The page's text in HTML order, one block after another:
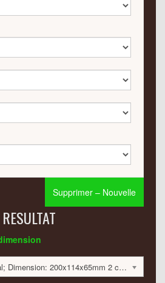
Supprimer – Nouvelle
RESULTAT
Type: Chauffage central; Dimension: 200x114x65mm 2 colonnes; 29 Watt:; 326 €